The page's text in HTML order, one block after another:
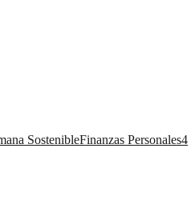
SostenibleFinanzas Personales4